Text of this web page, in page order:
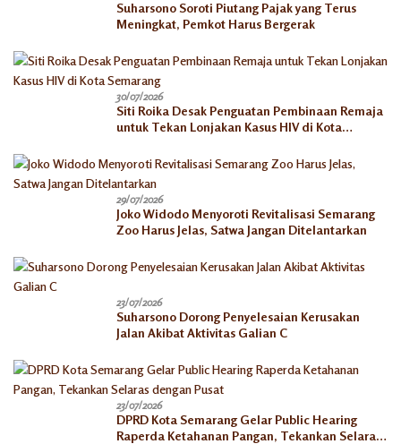
Suharsono Soroti Piutang Pajak yang Terus
Meningkat, Pemkot Harus Bergerak
30/07/2026
Siti Roika Desak Penguatan Pembinaan Remaja
untuk Tekan Lonjakan Kasus HIV di Kota
29/07/2026
Joko Widodo Menyoroti Revitalisasi Semarang
Zoo Harus Jelas, Satwa Jangan Ditelantarkan
23/07/2026
Suharsono Dorong Penyelesaian Kerusakan
Jalan Akibat Aktivitas Galian C
23/07/2026
DPRD Kota Semarang Gelar Public Hearing
Raperda Ketahanan Pangan, Tekankan Selaras